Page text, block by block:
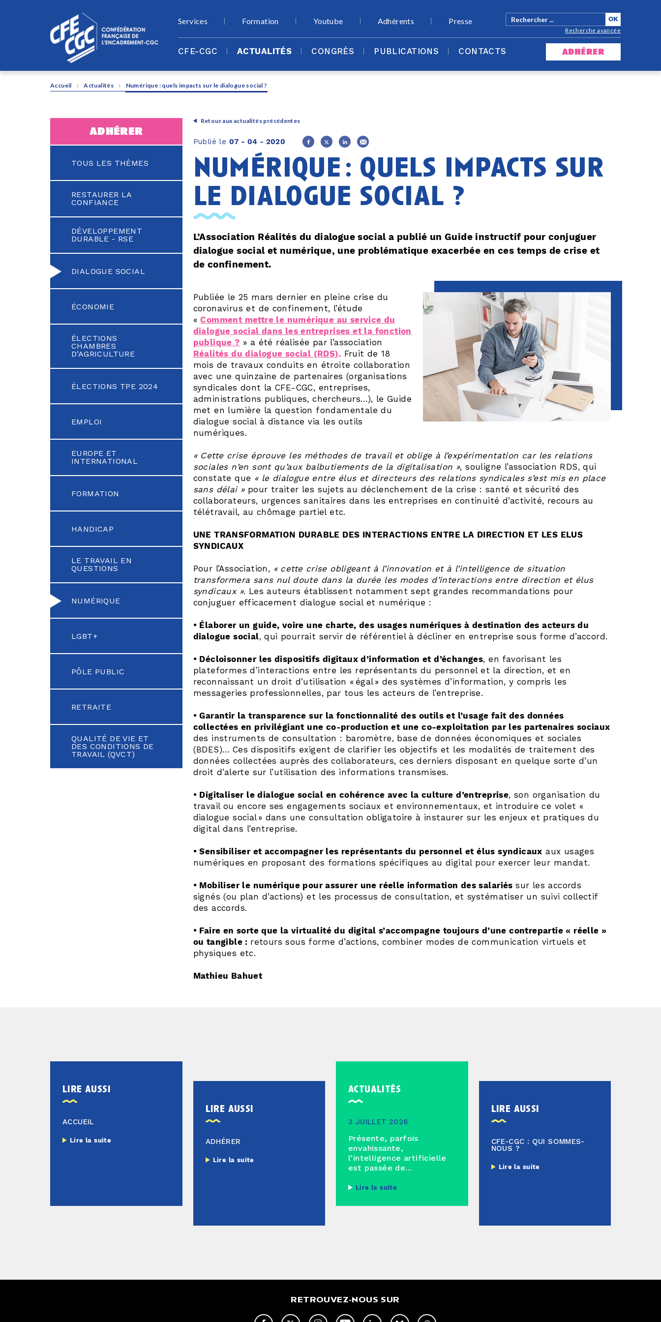
Recherche avancée
CFE-CGC ACTUALITÉS CONGRÈS PUBLICATIONS CONTACTS adhérer
Services Formation Youtube Adhérents Presse
Accueil Actualités Numérique : quels impacts sur le dialogue social ?
adhérer
TOUS LES THÈMES
RESTAURER LA
CONFIANCE
DÉVELOPPEMENT
DURABLE - RSE
DIALOGUE SOCIAL
ÉCONOMIE
ÉLECTIONS
CHAMBRES
D’AGRICULTURE
ÉLECTIONS TPE 2024
EMPLOI
EUROPE ET
INTERNATIONAL
FORMATION
HANDICAP
LE TRAVAIL EN
QUESTIONS
NUMÉRIQUE
LGBT+
PÔLE PUBLIC
RETRAITE
QUALITÉ DE VIE ET
DES CONDITIONS DE
TRAVAIL (QVCT)
Retour aux actualités précédentes
Publié le 07 - 04 - 2020
numérique : quels impacts sur
le dialogue social ?
L’Association Réalités du dialogue social a publié un Guide instructif pour conjuguer
dialogue social et numérique, une problématique exacerbée en ces temps de crise et
de confinement.
Publiée le 25 mars dernier en pleine crise du
coronavirus et de confinement, l’étude
«Comment mettre le numérique au service du
dialogue social dans les entreprises et la fonction
publique ? » a été réalisée par l’association
Réalités du dialogue social (RDS). Fruit de 18
mois de travaux conduits en étroite collaboration
avec une quinzaine de partenaires (organisations
syndicales dont la CFE-CGC, entreprises,
administrations publiques, chercheurs…), le Guide
met en lumière la question fondamentale du
dialogue social à distance via les outils
numériques.
« Cette crise éprouve les méthodes de travail et oblige à l’expérimentation car les relations
sociales n’en sont qu’aux balbutiements de la digitalisation », souligne l’association RDS, qui
constate que « le dialogue entre élus et directeurs des relations syndicales s’est mis en place
sans délai »pour traiter les sujets au déclenchement de la crise : santé et sécurité des
collaborateurs, urgences sanitaires dans les entreprises en continuité d’activité, recours au
télétravail, au chômage partiel etc.
UNE TRANSFORMATION DURABLE DES INTERACTIONS ENTRE LA DIRECTION ET LES ELUS
SYNDICAUX
Pour l’Association, « cette crise obligeant à l’innovation et à l’intelligence de situation
transformera sans nul doute dans la durée les modes d’interactions entre direction et élus
syndicaux ». Les auteurs établissent notamment sept grandes recommandations pour
conjuguer efficacement dialogue social et numérique :
• Élaborer un guide, voire une charte, des usages numériques à destination des acteurs du
dialogue social, qui pourrait servir de référentiel à décliner en entreprise sous forme d’accord.
• Décloisonner les dispositifs digitaux d’information et d’échanges, en favorisant les
plateformes d’interactions entre les représentants du personnel et la direction, et en
reconnaissant un droit d’utilisation « égal » des systèmes d’information, y compris les
messageries professionnelles, par tous les acteurs de l’entreprise.
• Garantir la transparence sur la fonctionnalité des outils et l’usage fait des données
collectées en privilégiant une co-production et une co-exploitation par les partenaires sociaux
des instruments de consultation : baromètre, base de données économiques et sociales
(BDES)… Ces dispositifs exigent de clarifier les objectifs et les modalités de traitement des
données collectées auprès des collaborateurs, ces derniers disposant en quelque sorte d’un
droit d’alerte sur l’utilisation des informations transmises.
• Digitaliser le dialogue social en cohérence avec la culture d’entreprise, son organisation du
travail ou encore ses engagements sociaux et environnementaux, et introduire ce volet «
dialogue social » dans une consultation obligatoire à instaurer sur les enjeux et pratiques du
digital dans l’entreprise.
• Sensibiliser et accompagner les représentants du personnel et élus syndicaux aux usages
numériques en proposant des formations spécifiques au digital pour exercer leur mandat.
• Mobiliser le numérique pour assurer une réelle information des salariéssur les accords
signés (ou plan d’actions) et les processus de consultation, et systématiser un suivi collectif
des accords.
• Faire en sorte que la virtualité du digital s’accompagne toujours d’une contrepartie « réelle »
ou tangible : retours sous forme d’actions, combiner modes de communication virtuels et
physiques etc.
Mathieu Bahuet
lire aussi
ACCUEIL
Lire la suite
lire aussi
ADHÉRER
Lire la suite
actualités
3 JUILLET 2026
Présente, parfois
envahissante,
l’intelligence artificielle
est passée de...
Lire la suite
lire aussi
CFE-CGC : QUI SOMMES-
NOUS ?
Lire la suite
RETROUVEZ-NOUS SUR